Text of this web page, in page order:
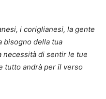
i coriglianesi, la gente
bisogno della tua
necessità di sentir le tue
tutto andrà per il verso